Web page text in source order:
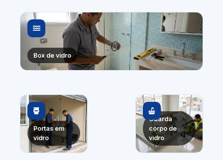
Box de vidro
Portas em
vidro
Guarda
corpo de
vidro